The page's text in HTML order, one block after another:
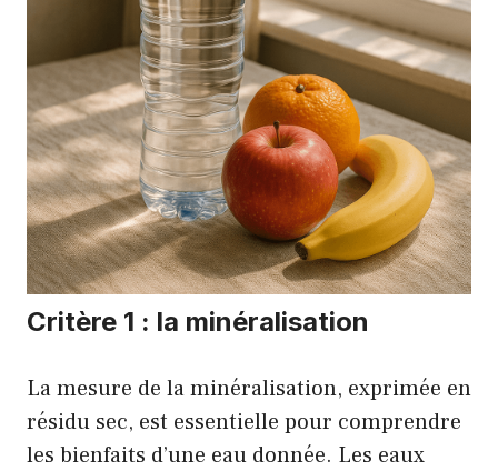
Critère 1 : la minéralisation
La mesure de la minéralisation, exprimée en
résidu sec, est essentielle pour comprendre
les bienfaits d’une eau donnée. Les eaux